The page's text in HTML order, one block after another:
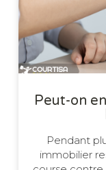
Peut-on
Pendant
immobilier